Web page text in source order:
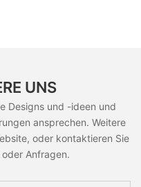
UNS
Designs und -ideen und
ansprechen. Weitere
oder kontaktieren Sie
Anfragen.